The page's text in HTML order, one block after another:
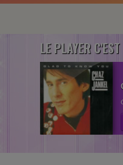
LE PLAYER